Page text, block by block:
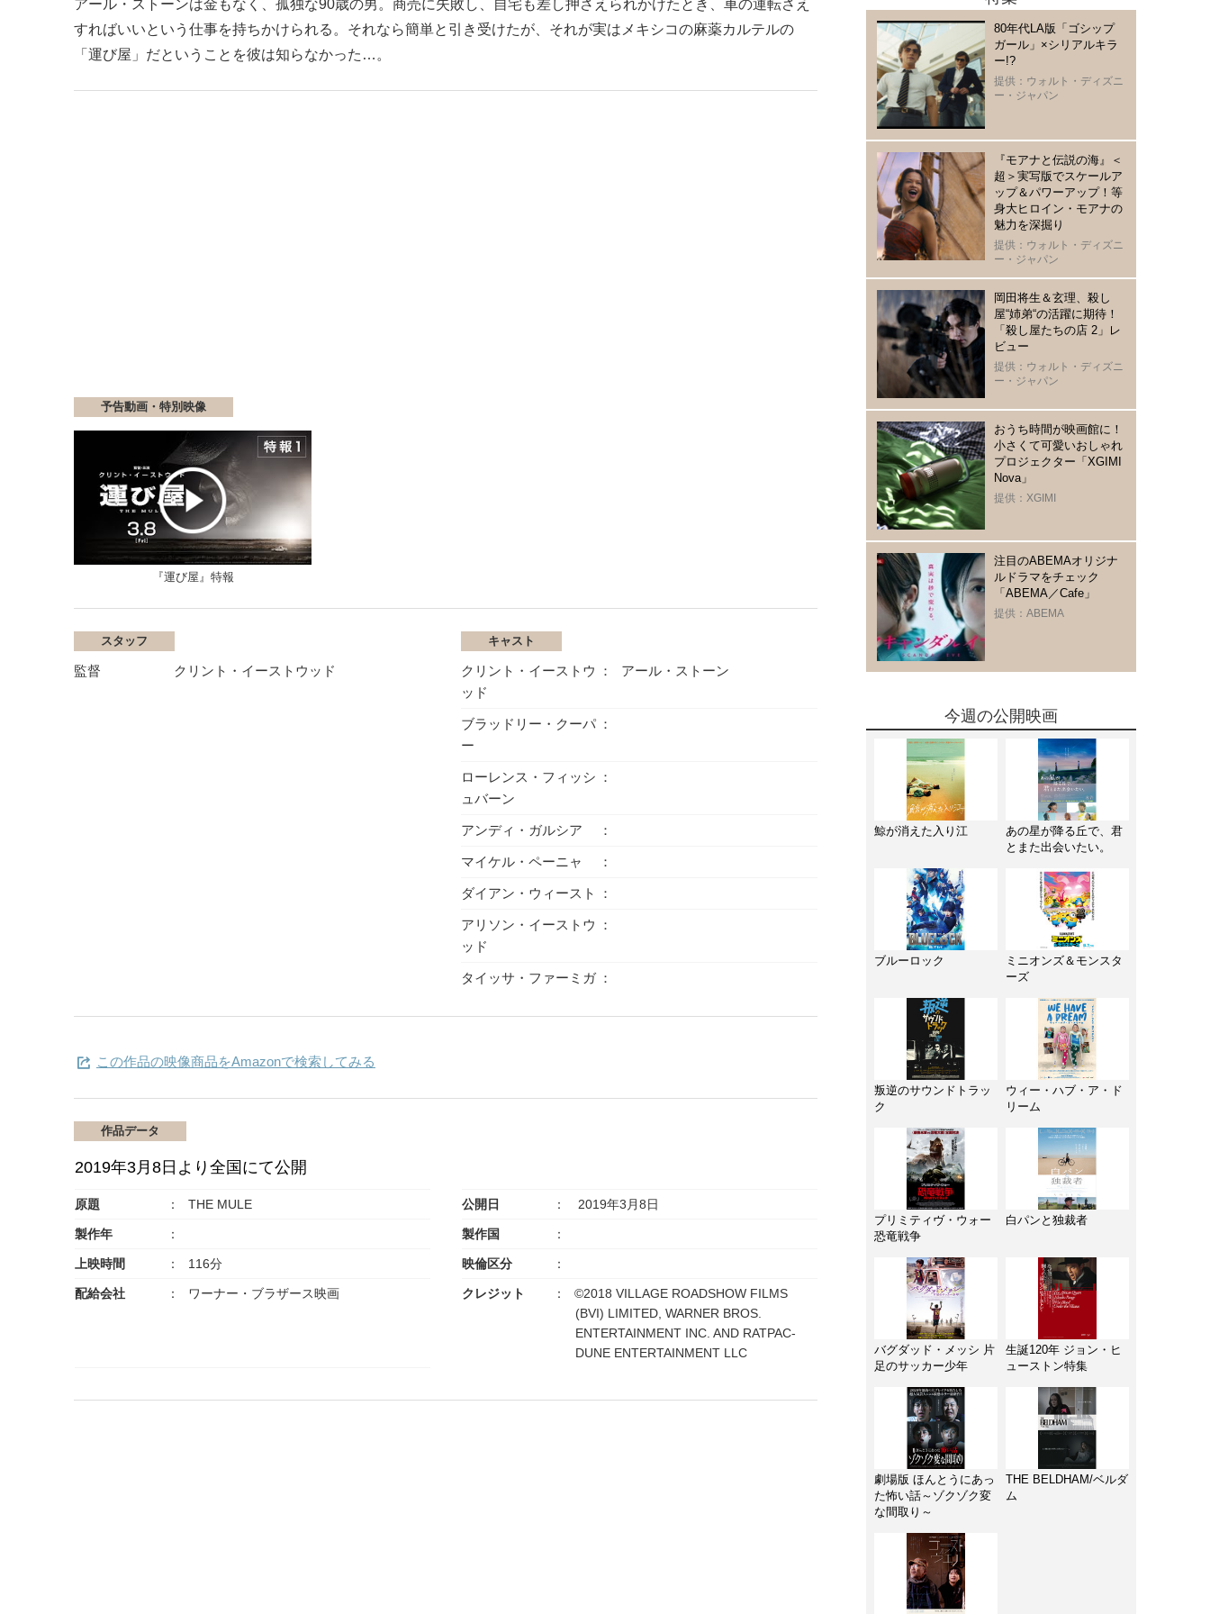
アール・ストーンは金もなく、孤独な90歳の男。商売に失敗し、自宅も差し押さえられかけたとき、車の運転さえ
すればいいという仕事を持ちかけられる。それなら簡単と引き受けたが、それが実はメキシコの麻薬カルテルの
「運び屋」だということを彼は知らなかった…。
予告動画・特別映像
『運び屋』特報
スタッフ
監督 クリント・イーストウッド
キャスト
クリント・イーストウ
ッド
アール・ストーン
ブラッドリー・クーパ
ー
ローレンス・フィッシ
ュバーン
アンディ・ガルシア
マイケル・ペーニャ
ダイアン・ウィースト
アリソン・イーストウ
ッド
タイッサ・ファーミガ
この作品の映像商品をAmazonで検索してみる
作品データ
2019年3月8日より全国にて公開
原題 THE MULE 公開日 2019年3月8日
製作年 製作国
上映時間 116分 映倫区分
配給会社 ワーナー・ブラザース映画 クレジット
©2018 VILLAGE ROADSHOW FILMS
(BVI) LIMITED, WARNER BROS.
ENTERTAINMENT INC. AND RATPAC-
DUNE ENTERTAINMENT LLC
80年代LA版「ゴシップ
ガール」×シリアルキラ
ー!?
提供：ウォルト・ディズニ
ー・ジャパン
『モアナと伝説の海』＜
超＞実写版でスケールア
ップ＆パワーアップ！等
身大ヒロイン・モアナの
魅力を深掘り
提供：ウォルト・ディズニ
ー・ジャパン
岡田将生＆玄理、殺し
屋“姉弟“の活躍に期待！
「殺し屋たちの店 2」レ
ビュー
提供：ウォルト・ディズニ
ー・ジャパン
おうち時間が映画館に！
小さくて可愛いおしゃれ
プロジェクター「XGIMI
Nova」
提供：XGIMI
注目のABEMAオリジナ
ルドラマをチェック
「ABEMA／Cafe」
提供：ABEMA
今週の公開映画
鯨が消えた入り江
あの星が降る丘で、君
とまた出会いたい。
ブルーロック
ミニオンズ＆モンスタ
ーズ
叛逆のサウンドトラッ
ク
ウィー・ハブ・ア・ド
リーム
プリミティヴ・ウォー
恐竜戦争
白パンと独裁者
バグダッド・メッシ 片
足のサッカー少年
生誕120年 ジョン・ヒ
ューストン特集
劇場版 ほんとうにあっ
た怖い話～ゾクゾク変
な間取り～
THE BELDHAM/ベルダ
ム